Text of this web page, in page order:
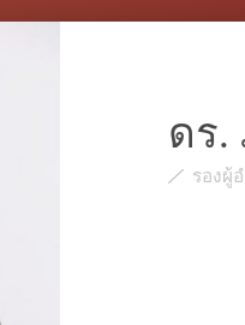
ดร.
รองผู้